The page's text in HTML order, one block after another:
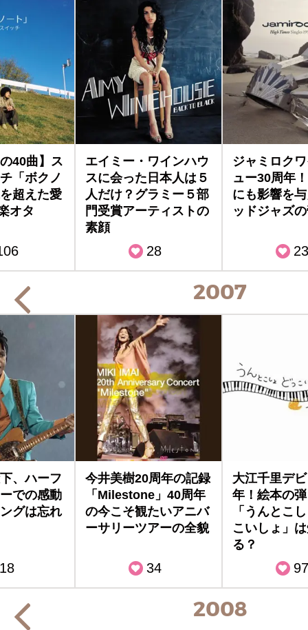
40曲】ス
「ボクノ
超えた愛
オタ
エイミー・ワインハウ
スに会った日本人は５
人だけ？グラミー５部
門受賞アーティストの
素顔
28
ジャミロク
ュー30周年
にも影響を
ッドジャズ
23
2007
、ハーフ
での感動
グは忘れ
18
今井美樹20周年の記録
「Milestone」40周年
の今こそ観たいアニバ
ーサリーツアーの全貌
34
大江千里デ
年！絵本の
「うんとこ
こいしょ」
る？
97
2008